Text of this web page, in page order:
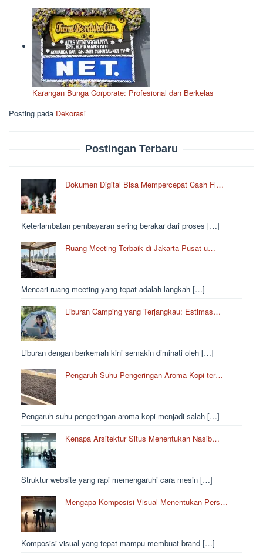
Karangan Bunga Corporate: Profesional dan Berkelas
Posting pada Dekorasi
Postingan Terbaru
Dokumen Digital Bisa Mempercepat Cash Fl…
Keterlambatan pembayaran sering berakar dari proses […]
Ruang Meeting Terbaik di Jakarta Pusat u…
Mencari ruang meeting yang tepat adalah langkah […]
Liburan Camping yang Terjangkau: Estimas…
Liburan dengan berkemah kini semakin diminati oleh […]
Pengaruh Suhu Pengeringan Aroma Kopi ter…
Pengaruh suhu pengeringan aroma kopi menjadi salah […]
Kenapa Arsitektur Situs Menentukan Nasib…
Struktur website yang rapi memengaruhi cara mesin […]
Mengapa Komposisi Visual Menentukan Pers…
Komposisi visual yang tepat mampu membuat brand […]